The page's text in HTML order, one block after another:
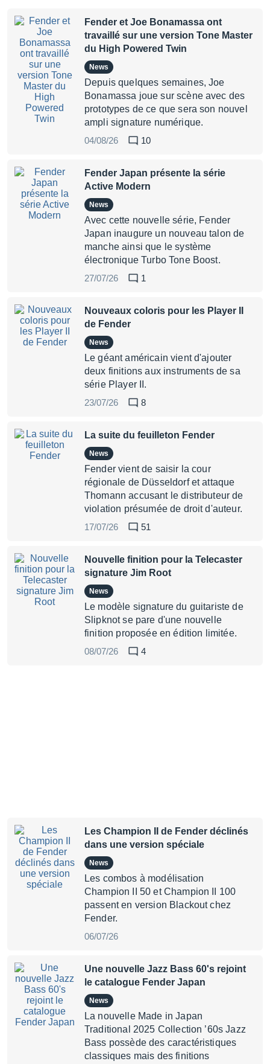
Fender et Joe Bonamassa ont
travaillé sur une version Tone Master
du High Powered Twin
News
Depuis quelques semaines, Joe
Bonamassa joue sur scène avec des
prototypes de ce que sera son nouvel
ampli signature numérique.
04/08/26
10
Fender Japan présente la série
Active Modern
News
Avec cette nouvelle série, Fender
Japan inaugure un nouveau talon de
manche ainsi que le système
électronique Turbo Tone Boost.
27/07/26
1
Nouveaux coloris pour les Player II
de Fender
News
Le géant américain vient d'ajouter
deux finitions aux instruments de sa
série Player II.
23/07/26
8
La suite du feuilleton Fender
News
Fender vient de saisir la cour
régionale de Düsseldorf et attaque
Thomann accusant le distributeur de
violation présumée de droit d'auteur.
17/07/26
51
Nouvelle finition pour la Telecaster
signature Jim Root
News
Le modèle signature du guitariste de
Slipknot se pare d'une nouvelle
finition proposée en édition limitée.
08/07/26
4
Les Champion II de Fender déclinés
dans une version spéciale
News
Les combos à modélisation
Champion II 50 et Champion II 100
passent en version Blackout chez
Fender.
06/07/26
Une nouvelle Jazz Bass 60's rejoint
le catalogue Fender Japan
News
La nouvelle Made in Japan
Traditional 2025 Collection ’60s Jazz
Bass possède des caractéristiques
classiques mais des finitions